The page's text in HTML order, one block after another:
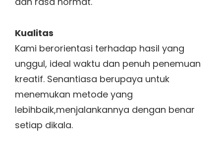
Kualitas
Kami berorientasi terhadap hasil yang
unggul, ideal waktu dan penuh penemuan
kreatif. Senantiasa berupaya untuk
menemukan metode yang
lebihbaik,menjalankannya dengan benar
setiap dikala.